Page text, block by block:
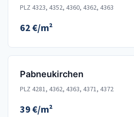
PLZ 4323, 4352, 4360, 4362, 4363
62 €/m²
Pabneukirchen
PLZ 4281, 4362, 4363, 4371, 4372
39 €/m²